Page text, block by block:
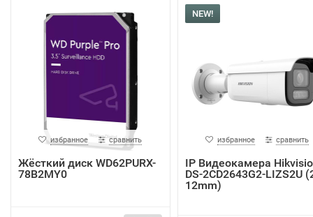
избранное сравнить
Жёсткий диск WD62PURX-
78B2MY0
NEW!
избранное сравнить
IP Видеокамера
DS-2CD2643G2-LIZS2U
12mm)